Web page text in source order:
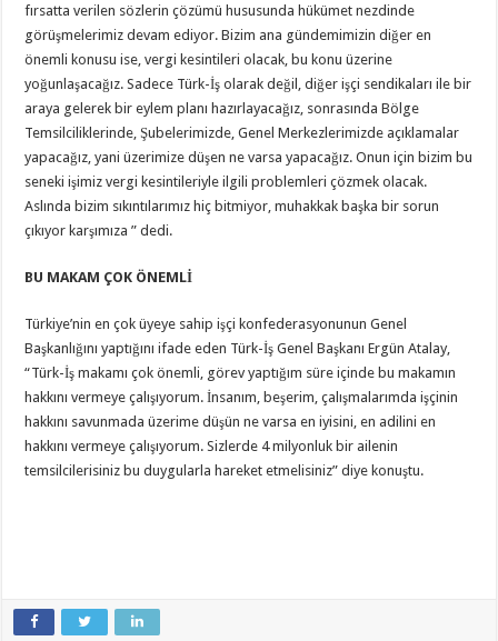
fırsatta verilen sözlerin çözümü hususunda hükümet nezdinde
görüşmelerimiz devam ediyor. Bizim ana gündemimizin diğer en
önemli konusu ise, vergi kesintileri olacak, bu konu üzerine
yoğunlaşacağız. Sadece Türk-İş olarak değil, diğer işçi sendikaları ile bir
araya gelerek bir eylem planı hazırlayacağız, sonrasında Bölge
Temsilciliklerinde, Şubelerimizde, Genel Merkezlerimizde açıklamalar
yapacağız, yani üzerimize düşen ne varsa yapacağız. Onun için bizim bu
seneki işimiz vergi kesintileriyle ilgili problemleri çözmek olacak.
Aslında bizim sıkıntılarımız hiç bitmiyor, muhakkak başka bir sorun
çıkıyor karşımıza ” dedi.
BU MAKAM ÇOK ÖNEMLİ
Türkiye’nin en çok üyeye sahip işçi konfederasyonunun Genel
Başkanlığını yaptığını ifade eden Türk-İş Genel Başkanı Ergün Atalay,
“Türk-İş makamı çok önemli, görev yaptığım süre içinde bu makamın
hakkını vermeye çalışıyorum. İnsanım, beşerim, çalışmalarımda işçinin
hakkını savunmada üzerime düşün ne varsa en iyisini, en adilini en
hakkını vermeye çalışıyorum. Sizlerde 4 milyonluk bir ailenin
temsilcilerisiniz bu duygularla hareket etmelisiniz” diye konuştu.